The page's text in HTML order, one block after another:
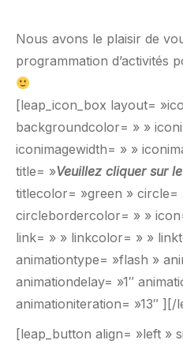
Nous avons le plaisir de
programmation d’activités
[leap_icon_box layout=
backgroundcolor= » »
iconimagewidth= » »
title= »Veuillez cliquer sur
titlecolor= »green »
circlebordercolor= » »
link= » » linkcolor= » »
animationtype= »flash »
animationdelay= »1″
animationiteration= »13″ ][/
[leap_button align= »left »